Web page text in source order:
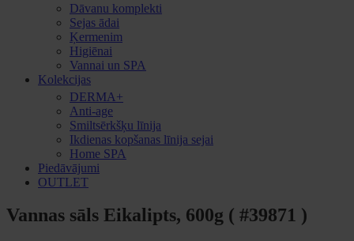
Dāvanu komplekti
Sejas ādai
Ķermenim
Higiēnai
Vannai un SPA
Kolekcijas
DERMA+
Anti-age
Smiltsērkšķu līnija
Ikdienas kopšanas līnija sejai
Home SPA
Piedāvājumi
OUTLET
Vannas sāls Eikalipts, 600g ( #39871 )